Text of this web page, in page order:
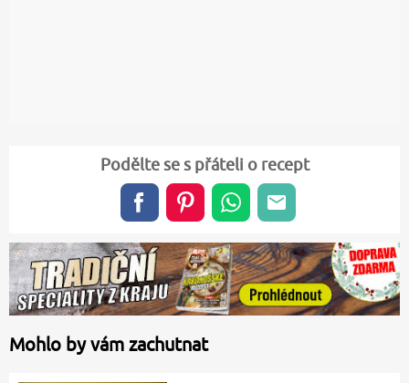
Podělte se s přáteli o recept
Mohlo by vám zachutnat